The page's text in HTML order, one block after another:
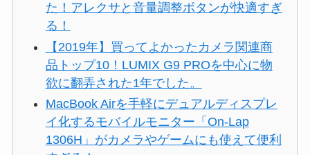
た！アレクサと音量調整ボタンが快適すぎ
る！
【2019年】買ってよかったカメラ関連商
品トップ10！LUMIX G9 PROを中心に物
欲に翻弄された1年でした。
MacBook Airを手軽にデュアルディスプレ
イ化するモバイルモニター「On-Lap
1306H」がカメラやゲームにも使えて便利